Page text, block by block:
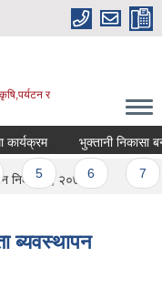
र
भुक्तानी निकासा
5 6
२०७९
ब्यवस्थापन